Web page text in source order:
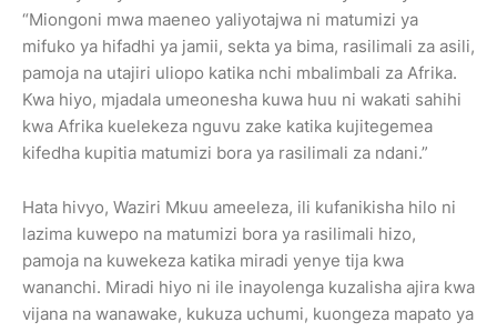
“Miongoni mwa maeneo yaliyotajwa ni matumizi ya
mifuko ya hifadhi ya jamii, sekta ya bima, rasilimali za asili,
pamoja na utajiri uliopo katika nchi mbalimbali za Afrika.
Kwa hiyo, mjadala umeonesha kuwa huu ni wakati sahihi
kwa Afrika kuelekeza nguvu zake katika kujitegemea
kifedha kupitia matumizi bora ya rasilimali za ndani.”
Hata hivyo, Waziri Mkuu ameeleza, ili kufanikisha hilo ni
lazima kuwepo na matumizi bora ya rasilimali hizo,
pamoja na kuwekeza katika miradi yenye tija kwa
wananchi. Miradi hiyo ni ile inayolenga kuzalisha ajira kwa
vijana na wanawake, kukuza uchumi, kuongeza mapato ya